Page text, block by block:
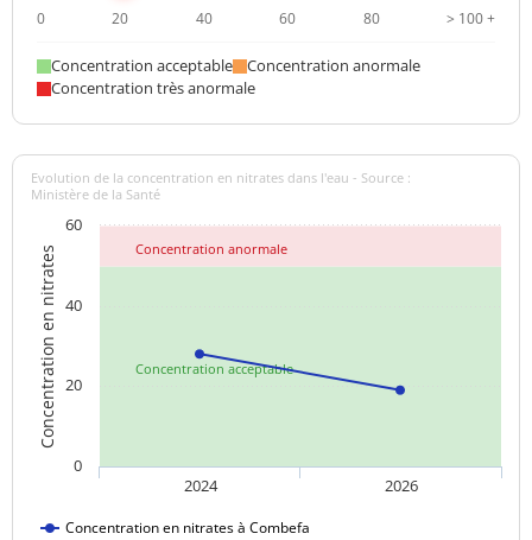
0 20 40 60 80 > 100 +
Concentration acceptable
Concentration anormale
Concentration très anormale
Concentration acceptable
Concentration anormale
Concentration en nitrates
Evolution de la concentration en nitrates dans l'eau - Source :
Ministère de la Santé
Concentration en nitrates à Combefa
2024 2026
0
20
40
60